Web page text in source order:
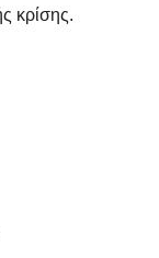
κρίσης.